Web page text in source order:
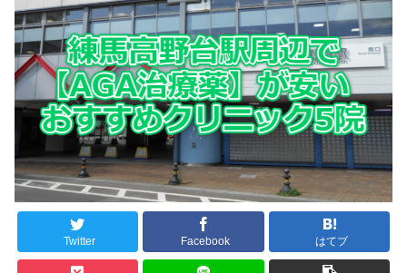
Twitter Facebook はてブ